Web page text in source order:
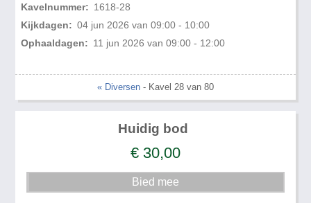
Kavelnummer: 1618-28
Kijkdagen: 04 jun 2026 van 09:00 - 10:00
Ophaaldagen: 11 jun 2026 van 09:00 - 12:00
« Diversen - Kavel 28 van 80
Huidig bod
€ 30,00